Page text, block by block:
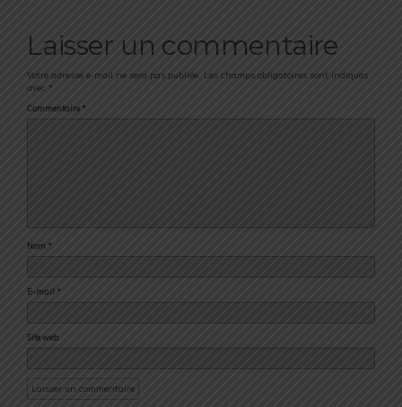
Laisser un commentaire
Votre adresse e-mail ne sera pas publiée. Les champs obligatoires sont indiqués
avec *
Commentaire *
Nom *
E-mail *
Site web